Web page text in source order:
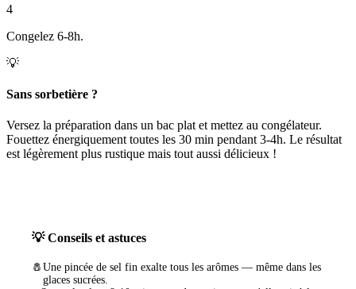
4
Congelez 6-8h.
💡
Sans sorbetière ?
Versez la préparation dans un bac plat et mettez au congélateur.
Fouettez énergiquement toutes les 30 min pendant 3-4h. Le résultat
est légèrement plus rustique mais tout aussi délicieux !
💡 Conseils et astuces
🧂 Une pincée de sel fin exalte tous les arômes — même dans les
glaces sucrées.